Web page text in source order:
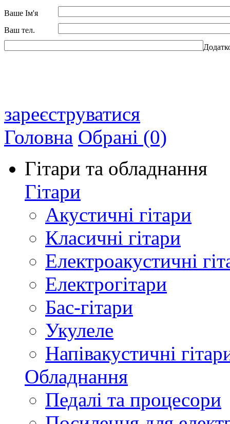
Ваше Ім'я
Ваш тел.
зареєструватися
Головна Обрані (0)
Гітари та обладнання
Гітари
Акустичні гітари
Класичні гітари
Електроакустичні
Електрогітари
Бас-гітари
Укулеле
Напівакустичні
Обладнання
Педалі та процесори